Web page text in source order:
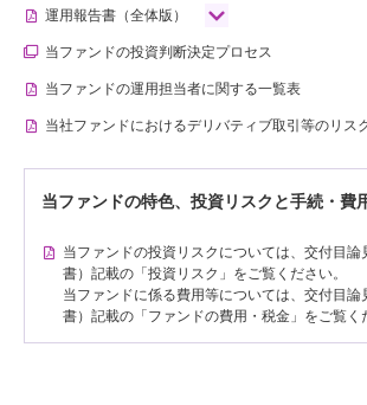
運用報告書（全体版）
当ファンドの投資判断決定プロセス
当ファンドの運用担当者に関する一覧表
当社ファンドにおけるデリバティブ取引等のリス
当ファンドの特色、投資リスクと手続・費
当ファンドの投資リスクについては、交付目論
書）記載の「投資リスク」をご覧ください。
当ファンドに係る費用等については、交付目論
書）記載の「ファンドの費用・税金」をご覧く